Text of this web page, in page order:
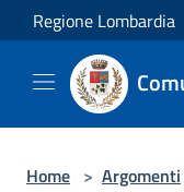
Salta al contenuto
Regione Lombardia
Home > Argomenti